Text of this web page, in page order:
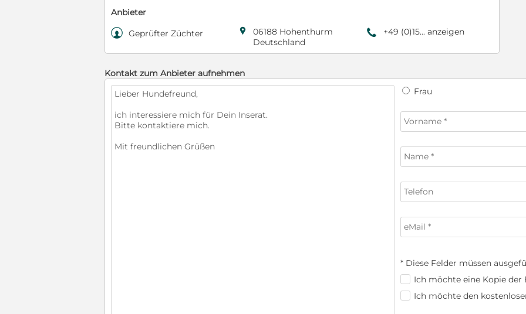
Anbieter
 Geprüfter Züchter 
06188 Hohenthurm
Deutschland
9 +49 (0)15... anzeigen
Kontakt zum Anbieter aufnehmen
Frau
* Diese Felder müssen
Ich möchte eine Kopie der
Ich möchte den